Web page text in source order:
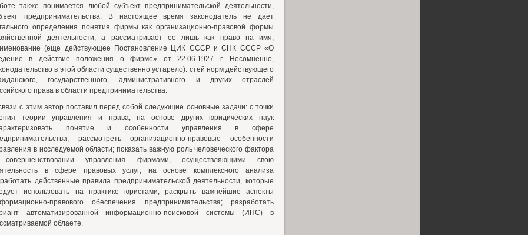
также понимается любой субъект предпринимательской деятельности,
предпринимательства. В настоящее время законодатель не дает
определения понятия фирмы как организационно-правовой формы
деятельности, а рассматривает ее лишь как право на имя,
(еще действующее Постановление ЦИК СССР и СНК СССР «О
в действие положения о фирме» от 22.06.1927 г. Несомненно,
в этой области существенно устарело). стей норм действующего
государственного, административного и других отраслей
права в области предпринимательства.
с этим автор поставил перед собой следующие основные задачи: с точки
теории управления и права, на основе других юридических наук
понятие и особенности управления в сфере
рассмотреть организационно-правовые особенности
в исследуемой области; показать важную роль человеческого фактора
управления фирмами, осуществляющими свою
в сфере правовых услуг; на основе комплексного анализа
действенные правила предпринимательской деятельности, которые
использовать на практике юристами; раскрыть важнейшие аспекты
правового обеспечения предпринимательства; разработать
автоматизированной информационно-поисковой системы (ИПС) в
облаете.